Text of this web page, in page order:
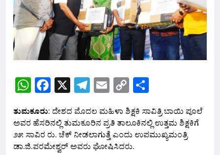
WhatsApp
Facebook
X Telegram
Email
Copy
Link
ತುಮಕೂರು: ದೇಶದ ಮೊದಲ‌ ಮಹಿಳಾ ಶಿಕ್ಷಕಿ ಸಾವಿತ್ರಿ ಬಾಯಿ ಪೂಲೆ
ಅವರ ಹೆಸರಿನಲ್ಲಿ ತುಮಕೂರಿನ ಪ್ರತಿ ತಾಲೂಕಿನಲ್ಲಿ ಉತ್ತಮ ಶಿಕ್ಷಕಿಗೆ
೨೫ ಸಾವಿರ ರು. ಚೆಕ್ ನೀಡಲಾಗುತ್ತೆ ಎಂದು ಉಪಮುಖ್ಯಮಂತ್ರಿ
ಡಾ.ಜಿ.‌ಪರಮೇಶ್ವರ್ ಅವರು ಘೋಷಿಸಿದರು.